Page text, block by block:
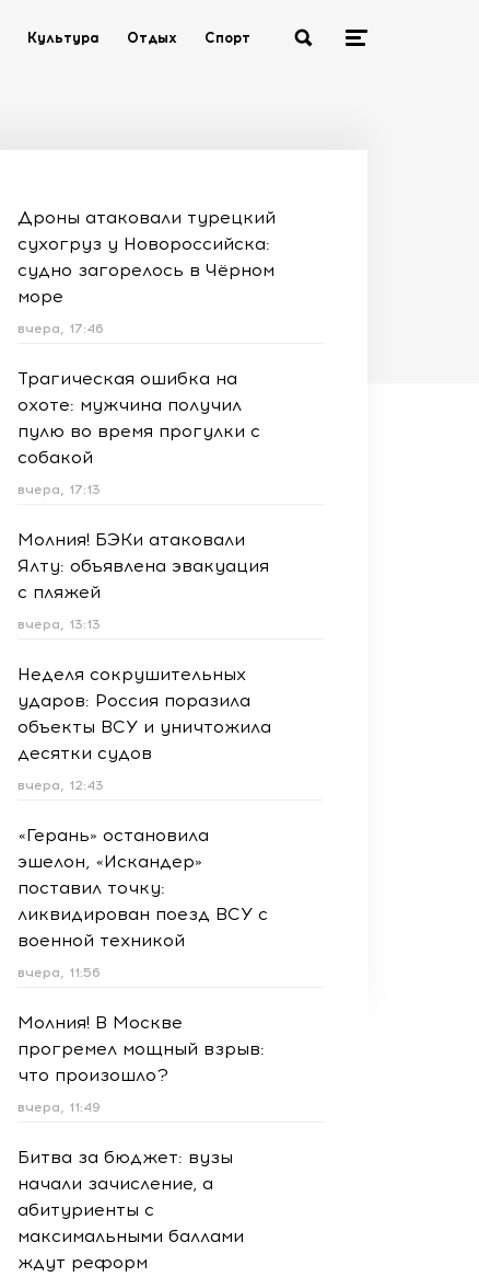
Культура Отдых Спорт
Дроны атаковали турецкий
сухогруз у Новороссийска:
судно загорелось в Чёрном
море
вчера, 17:46
Трагическая ошибка на
охоте: мужчина получил
пулю во время прогулки с
собакой
вчера, 17:13
Молния! БЭКи атаковали
Ялту: объявлена эвакуация
с пляжей
вчера, 13:13
Неделя сокрушительных
ударов: Россия поразила
объекты ВСУ и уничтожила
десятки судов
вчера, 12:43
«Герань» остановила
эшелон, «Искандер»
поставил точку:
ликвидирован поезд ВСУ с
военной техникой
вчера, 11:56
Молния! В Москве
прогремел мощный взрыв:
что произошло?
вчера, 11:49
Битва за бюджет: вузы
начали зачисление, а
абитуриенты с
максимальными баллами
ждут реформ